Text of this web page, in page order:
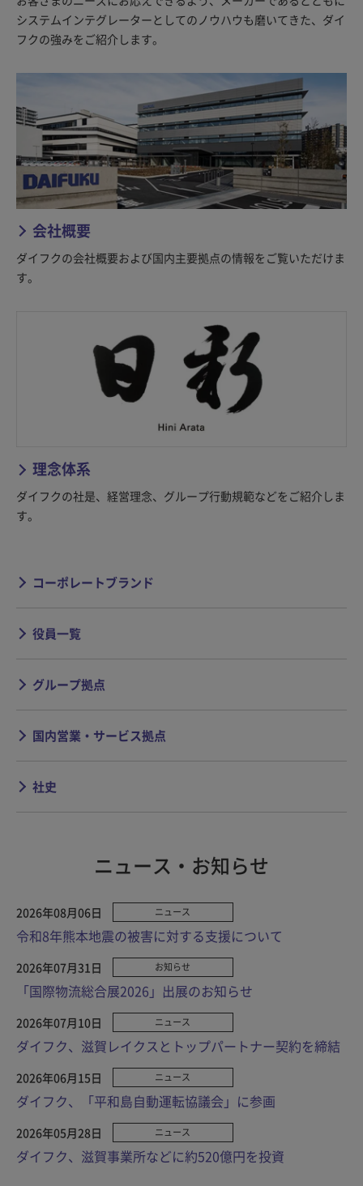
システムインテグレーターとしてのノウハウも磨いてきた、ダイ
フクの強みをご紹介します。
会社概要
ダイフクの会社概要および国内主要拠点の情報をご覧いただけま
す。
理念体系
ダイフクの社是、経営理念、グループ行動規範などをご紹介しま
す。
コーポレートブランド
役員一覧
グループ拠点
国内営業・サービス拠点
社史
ニュース・お知らせ
2026年08月06日 ニュース
令和8年熊本地震の被害に対する支援について
2026年07月31日 お知らせ
「国際物流総合展2026」出展のお知らせ
2026年07月10日 ニュース
ダイフク、滋賀レイクスとトップパートナー契約を締結
2026年06月15日 ニュース
ダイフク、「平和島自動運転協議会」に参画
2026年05月28日 ニュース
ダイフク、滋賀事業所などに約520億円を投資